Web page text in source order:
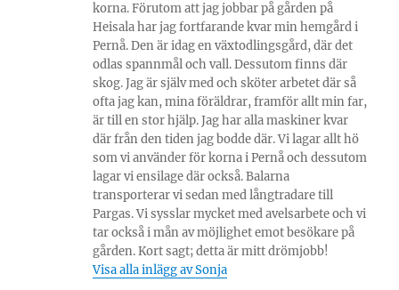
korna. Förutom att jag jobbar på gården på
Heisala har jag fortfarande kvar min hemgård i
Pernå. Den är idag en växtodlingsgård, där det
odlas spannmål och vall. Dessutom finns där
skog. Jag är själv med och sköter arbetet där så
ofta jag kan, mina föräldrar, framför allt min far,
är till en stor hjälp. Jag har alla maskiner kvar
där från den tiden jag bodde där. Vi lagar allt hö
som vi använder för korna i Pernå och dessutom
lagar vi ensilage där också. Balarna
transporterar vi sedan med långtradare till
Pargas. Vi sysslar mycket med avelsarbete och vi
tar också i mån av möjlighet emot besökare på
gården. Kort sagt; detta är mitt drömjobb!
Visa alla inlägg av Sonja